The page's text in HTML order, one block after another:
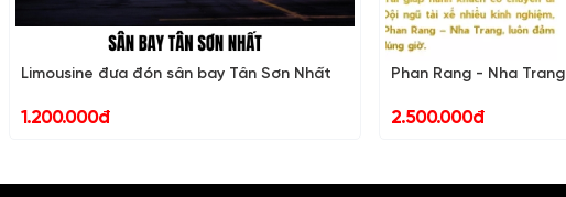
Limousine đưa đón sân bay Tân Sơn Nhất
1.200.000đ
Phan Rang - Nha Trang
2.500.000đ